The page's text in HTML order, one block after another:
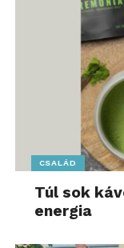
CSALÁD
Túl sok
energia